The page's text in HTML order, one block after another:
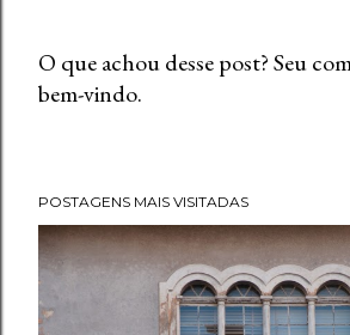
P
a
r
u
m
O que achou desse post? Seu
bem-vindo.
POSTAGENS MAIS VISITADAS